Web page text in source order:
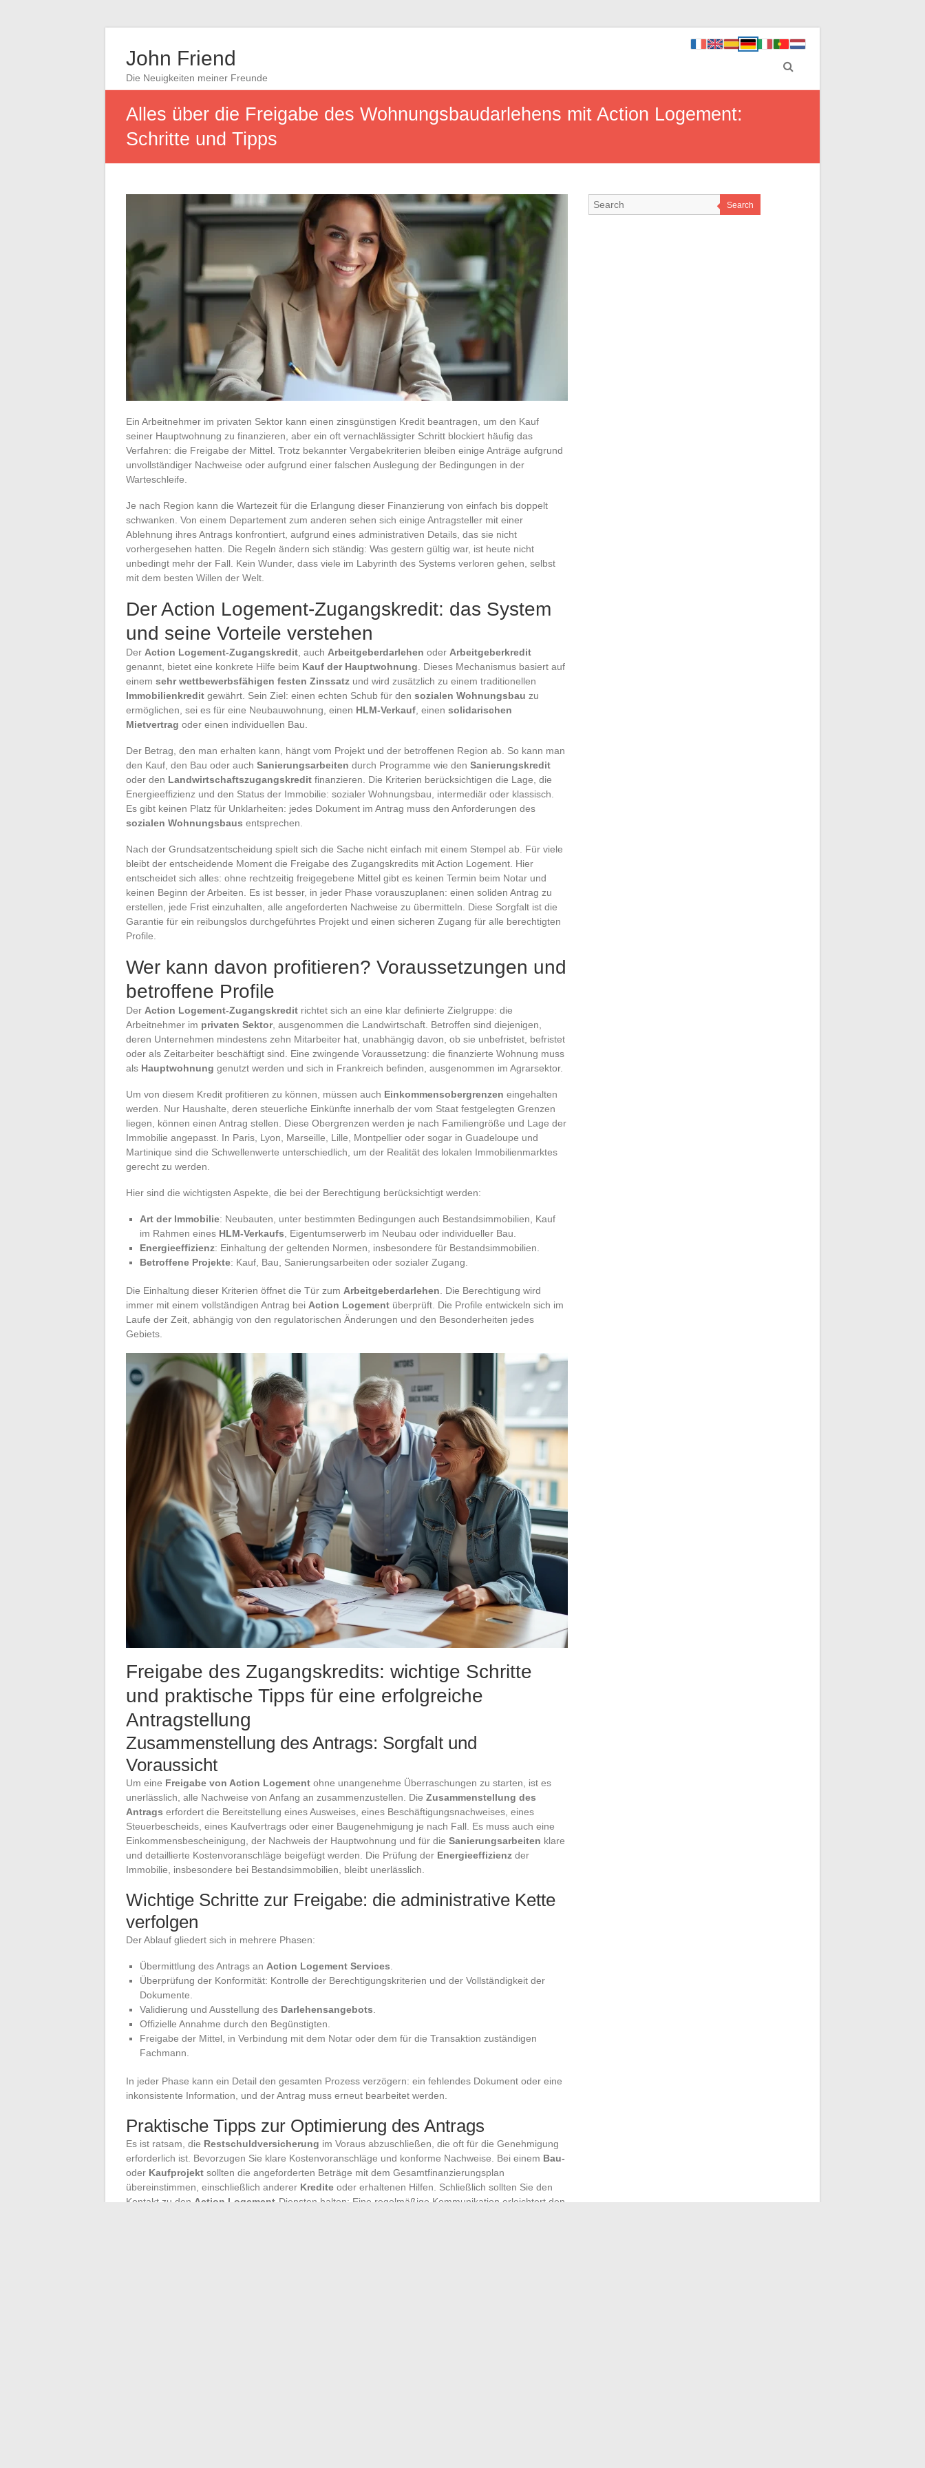
John Friend
Die Neuigkeiten meiner Freunde
Alles über die Freigabe des Wohnungsbaudarlehens mit Action Logement:
Schritte und Tipps
Ein Arbeitnehmer im privaten Sektor kann einen zinsgünstigen Kredit beantragen, um den Kauf
seiner Hauptwohnung zu finanzieren, aber ein oft vernachlässigter Schritt blockiert häufig das
Verfahren: die Freigabe der Mittel. Trotz bekannter Vergabekriterien bleiben einige Anträge aufgrund
unvollständiger Nachweise oder aufgrund einer falschen Auslegung der Bedingungen in der
Warteschleife.
Je nach Region kann die Wartezeit für die Erlangung dieser Finanzierung von einfach bis doppelt
schwanken. Von einem Departement zum anderen sehen sich einige Antragsteller mit einer
Ablehnung ihres Antrags konfrontiert, aufgrund eines administrativen Details, das sie nicht
vorhergesehen hatten. Die Regeln ändern sich ständig: Was gestern gültig war, ist heute nicht
unbedingt mehr der Fall. Kein Wunder, dass viele im Labyrinth des Systems verloren gehen, selbst
mit dem besten Willen der Welt.
Der Action Logement-Zugangskredit: das System
und seine Vorteile verstehen
Der Action Logement-Zugangskredit , auch Arbeitgeberdarlehen oder Arbeitgeberkredit
genannt, bietet eine konkrete Hilfe beim Kauf der Hauptwohnung . Dieses Mechanismus basiert auf
einem sehr wettbewerbsfähigen festen Zinssatz und wird zusätzlich zu einem traditionellen
Immobilienkredit gewährt. Sein Ziel: einen echten Schub für den sozialen Wohnungsbau zu
ermöglichen, sei es für eine Neubauwohnung, einen HLM-Verkauf , einen solidarischen
Mietvertrag oder einen individuellen Bau.
Der Betrag, den man erhalten kann, hängt vom Projekt und der betroffenen Region ab. So kann man
den Kauf, den Bau oder auch Sanierungsarbeiten durch Programme wie den Sanierungskredit
oder den Landwirtschaftszugangskredit finanzieren. Die Kriterien berücksichtigen die Lage, die
Energieeffizienz und den Status der Immobilie: sozialer Wohnungsbau, intermediär oder klassisch.
Es gibt keinen Platz für Unklarheiten: jedes Dokument im Antrag muss den Anforderungen des
sozialen Wohnungsbaus entsprechen.
Nach der Grundsatzentscheidung spielt sich die Sache nicht einfach mit einem Stempel ab. Für viele
bleibt der entscheidende Moment die Freigabe des Zugangskredits mit Action Logement. Hier
entscheidet sich alles: ohne rechtzeitig freigegebene Mittel gibt es keinen Termin beim Notar und
keinen Beginn der Arbeiten. Es ist besser, in jeder Phase vorauszuplanen: einen soliden Antrag zu
erstellen, jede Frist einzuhalten, alle angeforderten Nachweise zu übermitteln. Diese Sorgfalt ist die
Garantie für ein reibungslos durchgeführtes Projekt und einen sicheren Zugang für alle berechtigten
Profile.
Wer kann davon profitieren? Voraussetzungen und
betroffene Profile
Der Action Logement-Zugangskredit richtet sich an eine klar definierte Zielgruppe: die
Arbeitnehmer im privaten Sektor, ausgenommen die Landwirtschaft. Betroffen sind diejenigen,
deren Unternehmen mindestens zehn Mitarbeiter hat, unabhängig davon, ob sie unbefristet, befristet
oder als Zeitarbeiter beschäftigt sind. Eine zwingende Voraussetzung: die finanzierte Wohnung muss
als Hauptwohnung genutzt werden und sich in Frankreich befinden, ausgenommen im Agrarsektor.
Um von diesem Kredit profitieren zu können, müssen auch Einkommensobergrenzen eingehalten
werden. Nur Haushalte, deren steuerliche Einkünfte innerhalb der vom Staat festgelegten Grenzen
liegen, können einen Antrag stellen. Diese Obergrenzen werden je nach Familiengröße und Lage der
Immobilie angepasst. In Paris, Lyon, Marseille, Lille, Montpellier oder sogar in Guadeloupe und
Martinique sind die Schwellenwerte unterschiedlich, um der Realität des lokalen Immobilienmarktes
gerecht zu werden.
Hier sind die wichtigsten Aspekte, die bei der Berechtigung berücksichtigt werden:
Art der Immobilie: Neubauten, unter bestimmten Bedingungen auch Bestandsimmobilien, Kauf
im Rahmen eines HLM-Verkaufs , Eigentumserwerb im Neubau oder individueller Bau.
Energieeffizienz: Einhaltung der geltenden Normen, insbesondere für Bestandsimmobilien.
Betroffene Projekte: Kauf, Bau, Sanierungsarbeiten oder sozialer Zugang.
Die Einhaltung dieser Kriterien öffnet die Tür zum Arbeitgeberdarlehen . Die Berechtigung wird
immer mit einem vollständigen Antrag bei Action Logement überprüft. Die Profile entwickeln sich im
Laufe der Zeit, abhängig von den regulatorischen Änderungen und den Besonderheiten jedes
Gebiets.
Freigabe des Zugangskredits: wichtige Schritte
und praktische Tipps für eine erfolgreiche
Antragstellung
Zusammenstellung des Antrags: Sorgfalt und
Voraussicht
Um eine Freigabe von Action Logement ohne unangenehme Überraschungen zu starten, ist es
unerlässlich, alle Nachweise von Anfang an zusammenzustellen. Die Zusammenstellung des
Antrags erfordert die Bereitstellung eines Ausweises, eines Beschäftigungsnachweises, eines
Steuerbescheids, eines Kaufvertrags oder einer Baugenehmigung je nach Fall. Es muss auch eine
Einkommensbescheinigung, der Nachweis der Hauptwohnung und für die Sanierungsarbeiten klare
und detaillierte Kostenvoranschläge beigefügt werden. Die Prüfung der Energieeffizienz der
Immobilie, insbesondere bei Bestandsimmobilien, bleibt unerlässlich.
Wichtige Schritte zur Freigabe: die administrative Kette
verfolgen
Der Ablauf gliedert sich in mehrere Phasen:
Übermittlung des Antrags an Action Logement Services
Überprüfung der Konformität: Kontrolle der Berechtigungskriterien und der Vollständigkeit der
Dokumente.
Validierung und Ausstellung des Darlehensangebots
Offizielle Annahme durch den Begünstigten.
Freigabe der Mittel, in Verbindung mit dem Notar oder dem für die Transaktion zuständigen
Fachmann.
In jeder Phase kann ein Detail den gesamten Prozess verzögern: ein fehlendes Dokument oder eine
inkonsistente Information, und der Antrag muss erneut bearbeitet werden.
Praktische Tipps zur Optimierung des Antrags
Es ist ratsam, die Restschuldversicherung im Voraus abzuschließen, die oft für die Genehmigung
erforderlich ist. Bevorzugen Sie klare Kostenvoranschläge und konforme Nachweise. Bei einem Bau-
oder Kaufprojekt sollten die angeforderten Beträge mit dem Gesamtfinanzierungsplan
übereinstimmen, einschließlich anderer Kredite oder erhaltenen Hilfen. Schließlich sollten Sie den
Kontakt zu den Action Logement -Diensten halten: Eine regelmäßige Kommunikation erleichtert den
Search